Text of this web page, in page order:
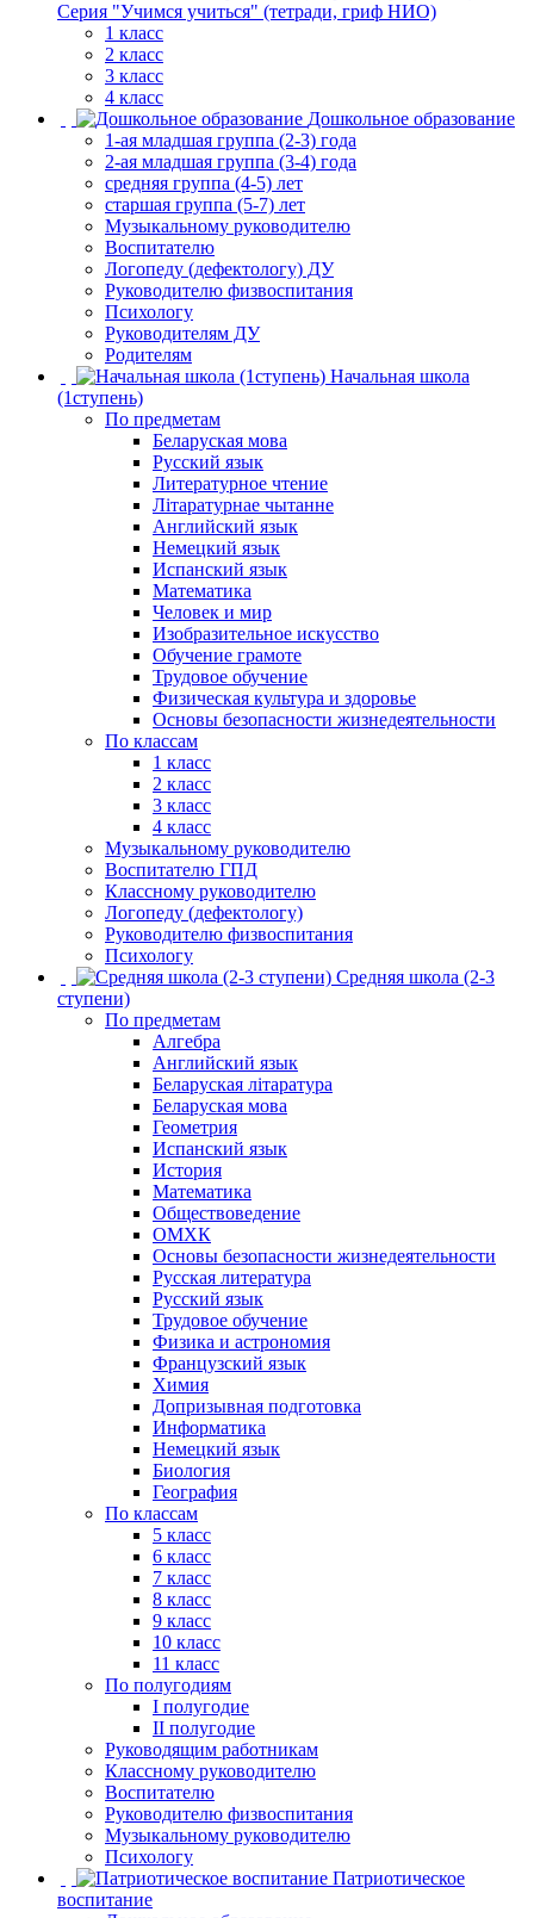
Серия "Учимся учиться" (тетради, гриф НИО)
1 класс
2 класс
3 класс
4 класс
Дошкольное образование
1-ая младшая группа (2-3) года
2-ая младшая группа (3-4) года
средняя группа (4-5) лет
старшая группа (5-7) лет
Музыкальному руководителю
Воспитателю
Логопеду (дефектологу) ДУ
Руководителю физвоспитания
Психологу
Руководителям ДУ
Родителям
Начальная школа
(1ступень)
По предметам
Беларуская мова
Русский язык
Литературное чтение
Літаратурнае чытанне
Английский язык
Немецкий язык
Испанский язык
Математика
Человек и мир
Изобразительное искусство
Обучение грамоте
Трудовое обучение
Физическая культура и здоровье
Основы безопасности жизнедеятельности
По классам
1 класс
2 класс
3 класс
4 класс
Музыкальному руководителю
Воспитателю ГПД
Классному руководителю
Логопеду (дефектологу)
Руководителю физвоспитания
Психологу
Средняя школа (2-3
ступени)
По предметам
Алгебра
Английский язык
Беларуская літаратура
Беларуская мова
Геометрия
Испанский язык
История
Математика
Обществоведение
ОМХК
Основы безопасности жизнедеятельности
Русская литература
Русский язык
Трудовое обучение
Физика и астрономия
Французский язык
Химия
Допризывная подготовка
Информатика
Немецкий язык
Биология
География
По классам
5 класс
6 класс
7 класс
8 класс
9 класс
10 класс
11 класс
По полугодиям
I полугодие
II полугодие
Руководящим работникам
Классному руководителю
Воспитателю
Руководителю физвоспитания
Музыкальному руководителю
Психологу
Патриотическое
воспитание